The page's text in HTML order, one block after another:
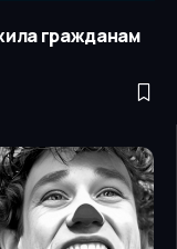
гражданам